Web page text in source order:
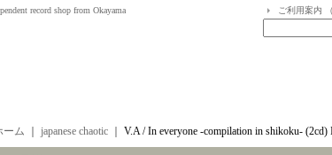
record shop from Okayama ご利用案内
ーム japanese chaotic V.A / In everyone -compilation in shikoku- (2cd)